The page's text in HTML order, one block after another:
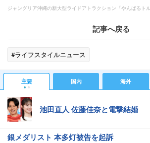
ジャングリア沖縄の新大型ライドアトラクション「やんばるト
記事へ戻る
#ライフスタイルニュース
主要 国内 海外
池田直人 佐藤佳奈と電撃結婚
銀メダリスト 本多灯被告を起訴